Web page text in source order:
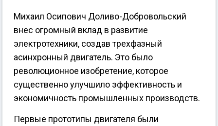
Михаил Осипович Доливо-Добровольский
внес огромный вклад в развитие
электротехники, создав трехфазный
асинхронный двигатель. Это было
революционное изобретение, которое
существенно улучшило эффективность и
экономичность промышленных производств.
Первые прототипы двигателя были